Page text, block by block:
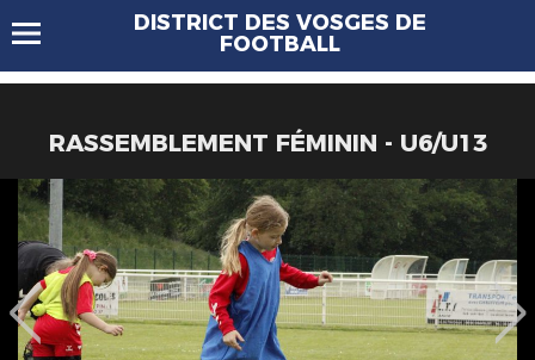
DISTRICT DES VOSGES DE
FOOTBALL
RASSEMBLEMENT FÉMININ - U6/U13